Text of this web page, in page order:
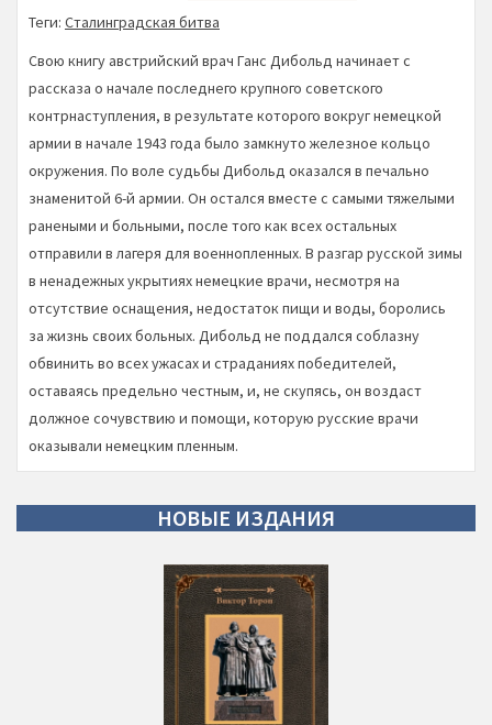
Теги: Сталинградская битва
Свою книгу австрийский врач Ганс Дибольд начинает с
рассказа о начале последнего крупного советского
контрнаступления, в результате которого вокруг немецкой
армии в начале 1943 года было замкнуто железное кольцо
окружения. По воле судьбы Дибольд оказался в печально
знаменитой 6-й армии. Он остался вместе с самыми тяжелыми
ранеными и больными, после того как всех остальных
отправили в лагеря для военнопленных. В разгар русской зимы
в ненадежных укрытиях немецкие врачи, несмотря на
отсутствие оснащения, недостаток пищи и воды, боролись
за жизнь своих больных. Дибольд не поддался соблазну
обвинить во всех ужасах и страданиях победителей,
оставаясь предельно честным, и, не скупясь, он воздаст
должное сочувствию и помощи, которую русские врачи
оказывали немецким пленным.
НОВЫЕ ИЗДАНИЯ